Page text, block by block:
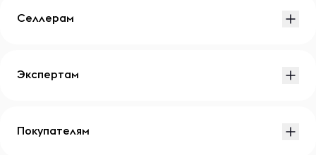
Селлерам
Экспертам
Покупателям